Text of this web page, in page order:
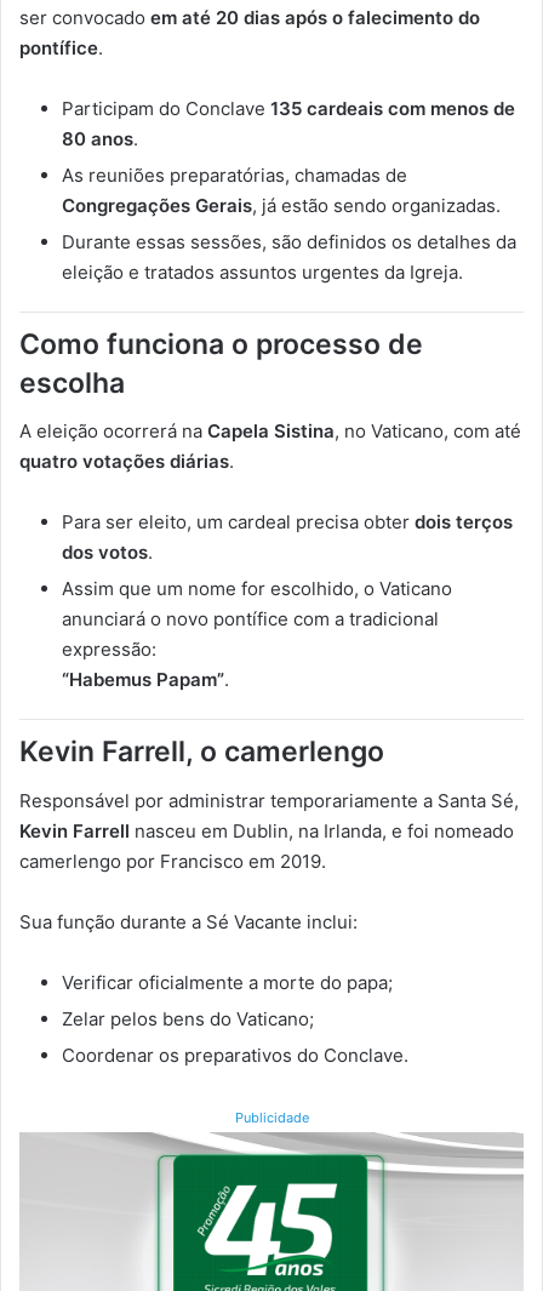
ser convocado em até 20 dias após o falecimento do
pontífice.
Participam do Conclave 135 cardeais com menos de
80 anos.
As reuniões preparatórias, chamadas de
Congregações Gerais, já estão sendo organizadas.
Durante essas sessões, são definidos os detalhes da
eleição e tratados assuntos urgentes da Igreja.
Como funciona o processo de
escolha
A eleição ocorrerá na Capela Sistina, no Vaticano, com até
quatro votações diárias.
Para ser eleito, um cardeal precisa obter dois terços
dos votos.
Assim que um nome for escolhido, o Vaticano
anunciará o novo pontífice com a tradicional
expressão:
“Habemus Papam”.
Kevin Farrell, o camerlengo
Responsável por administrar temporariamente a Santa Sé,
Kevin Farrell nasceu em Dublin, na Irlanda, e foi nomeado
camerlengo por Francisco em 2019.
Sua função durante a Sé Vacante inclui:
Verificar oficialmente a morte do papa;
Zelar pelos bens do Vaticano;
Coordenar os preparativos do Conclave.
Publicidade